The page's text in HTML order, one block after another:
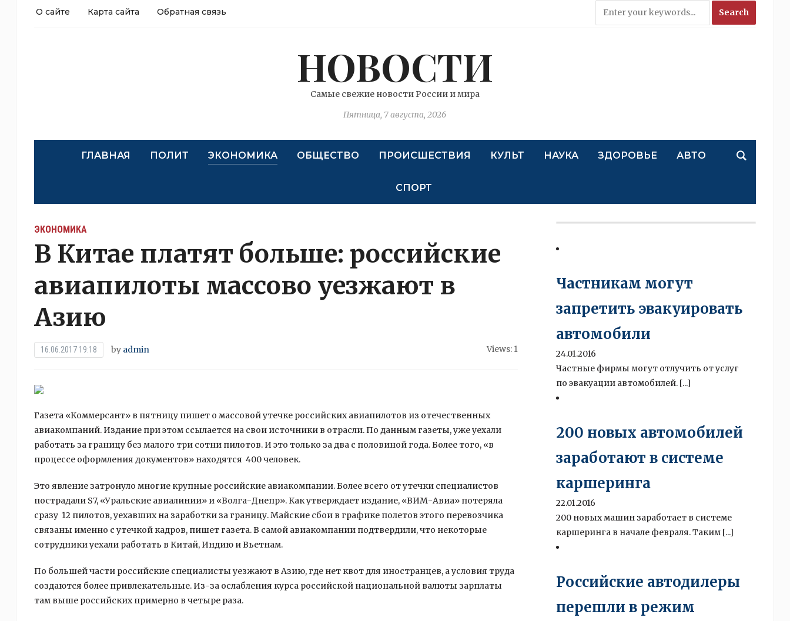
О сайте Карта сайта Обратная связь
НОВОСТИ
Самые свежие новости России и мира
Пятница, 7 августа, 2026
ГЛАВНАЯ ПОЛИТ ЭКОНОМИКА ОБЩЕСТВО ПРОИСШЕСТВИЯ КУЛЬТ НАУКА ЗДОРОВЬЕ АВТО
СПОРТ
ЭКОНОМИКА
В Китае платят больше: российские
авиапилоты массово уезжают в
Азию
16.06.2017 19:18 by admin Views: 1
Газета «Коммерсант» в пятницу пишет о массовой утечке российских авиапилотов из отечественных
авиакомпаний. Издание при этом ссылается на свои источники в отрасли. По данным газеты, уже уехали
работать за границу без малого три сотни пилотов. И это только за два с половиной года. Более того, «в
процессе оформления документов» находятся 400 человек.
Это явление затронуло многие крупные российские авиакомпании. Более всего от утечки специалистов
пострадали S7, «Уральские авиалинии» и «Волга-Днепр». Как утверждает издание, «ВИМ-Авиа» потеряла
сразу 12 пилотов, уехавших на заработки за границу. Майские сбои в графике полетов этого перевозчика
связаны именно с утечкой кадров, пишет газета. В самой авиакомпании подтвердили, что некоторые
сотрудники уехали работать в Китай, Индию и Вьетнам.
По большей части российские специалисты уезжают в Азию, где нет квот для иностранцев, а условия труда
создаются более привлекательные. Из-за ослабления курса российской национальной валюты зарплаты
там выше российских примерно в четыре раза.
Частникам могут
запретить эвакуировать
автомобили
24.01.2016
Частные фирмы могут отлучить от услуг
по эвакуации автомобилей. [...]
200 новых автомобилей
заработают в системе
каршеринга
22.01.2016
200 новых машин заработает в системе
каршеринга в начале февраля. Таким [...]
Российские автодилеры
перешли в режим